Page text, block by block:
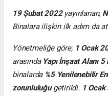
19 Şubat 2022 yayınlanan,
Binalara ilişkin ilk adım da
Yönetmeliğe göre; 1 Ocak
arasında Yapı İnşaat Alanı
binalarda%5 Yenilenebilir
zorunluluğugetirildi. 1